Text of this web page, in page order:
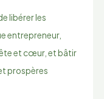
libérer les
entrepreneur,
et cœur, et bâtir
prospères